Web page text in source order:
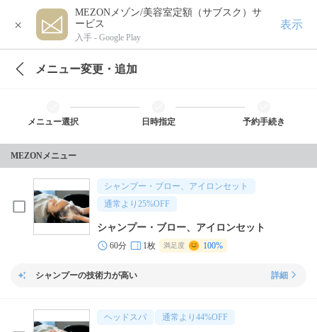
×
MEZONメゾン/美容室定額（サブスク）サ
ービス
入手 - Google Play
表示
メニュー変更・追加
メニュー選択 日時指定 予約手続き
MEZONメニュー
シャンプー・ブロー、アイロンセット
通常より 25%OFF
シャンプー・ブロー、アイロンセット
60分 1枚 満足度 100%
シャンプーの技術力が高い 詳細
ヘッドスパ 通常より 44%OFF